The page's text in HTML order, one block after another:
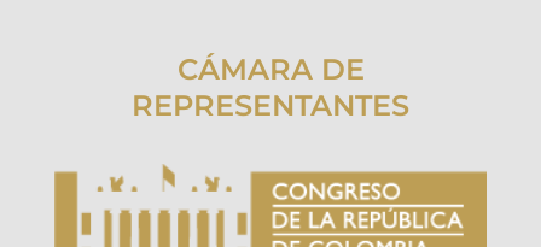
CÁMARA DE
REPRESENTANTES